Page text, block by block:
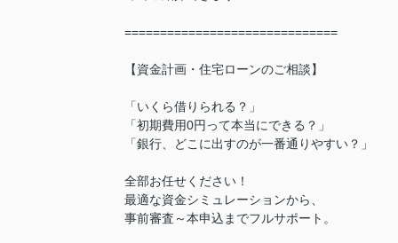
==============================
【資金計画・住宅ローンのご相談】
「いくら借りられる？」
「初期費用0円って本当にできる？」
「銀行、どこに出すのが一番通りやすい？」
全部お任せください！
最適な資金シミュレーションから、
事前審査～本申込までフルサポート。